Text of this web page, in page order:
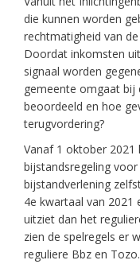
die kunnen worden
rechtmatigheid van
Doordat inkomsten
signaal worden
gemeente omgaat bij
beoordeeld en hoe
terugvordering?
Vanaf 1 oktober 2021
bijstandsregeling
bijstandverlening
4e kwartaal van 2021
uitziet dan het
zien de spelregels er
reguliere Bbz en Tozo.